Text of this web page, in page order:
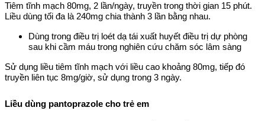
Tiêm tĩnh mạch 80mg, 2 lần/ngày, truyền trong thời gian 15 phút.
Liều dùng tối đa là 240mg chia thành 3 lần bằng nhau.
Dùng trong điều trị loét dạ tái xuất huyết điều trị dự phòng
sau khi cầm máu trong nghiên cứu chăm sóc lâm sàng
Sử dụng liều tiêm tĩnh mạch với liều cao khoảng 80mg, tiếp đó
truyền liên tục 8mg/giờ, sử dụng trong 3 ngày.
Liều dùng pantoprazole cho trẻ em